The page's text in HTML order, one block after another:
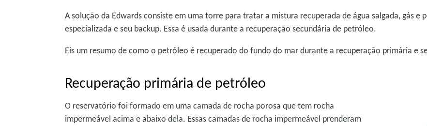
A solução da Edwards consiste em uma torre para tratar a mistura recuperada de água salgada, gás
especializada e seu backup. Essa é usada durante a recuperação secundária de petróleo.
Eis um resumo de como o petróleo é recuperado do fundo do mar durante a recuperação primária e
Recuperação primária de petróleo
O reservatório foi formado em uma camada de rocha porosa que tem rocha
impermeável acima e abaixo dela. Essas camadas de rocha impermeável prenderam